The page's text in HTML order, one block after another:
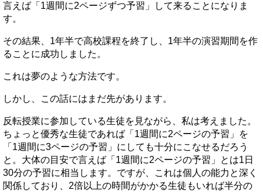
言えば「1週間に2ページずつ予習」して来ることになりま
す。
その結果、1年半で高校課程を終了し、1年半の演習期間を作
ることに成功しました。
これは夢のような方法です。
しかし、この話にはまだ先があります。
反転授業に参加している生徒を見ながら、私は考えました。
ちょっと優秀な生徒であれば「1週間に2ページの予習」を
「1週間に3ページの予習」にしても十分にこなせるだろう
と。大体の目安で言えば「1週間に2ページの予習」とは1日
30分の予習に相当します。ですが、これは個人の能力と深く
関係しており、2倍以上の時間がかかる生徒もいれば半分の